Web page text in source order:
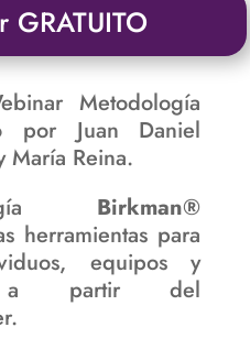
GRATUITO
Metodología
por Juan Daniel
María Reina.
Birkman®
herramientas para
equipos y
a partir del